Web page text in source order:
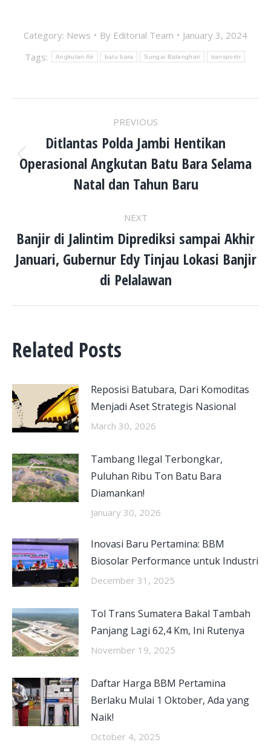
Category: News By Editorial Team
January 3, 2024
Tags:
Angkutan Air batu bara Sungai Batanghari transportir
NAVIGATION
PREVIOUS
Previous
post:
Ditlantas Polda Jambi Hentikan
Operasional Angkutan Batu Bara Selama
Natal dan Tahun Baru
NEXT
Next
post:
Banjir di Jalintim Diprediksi sampai Akhir
Januari, Gubernur Edy Tinjau Lokasi Banjir
di Pelalawan
Related Posts
Reposisi Batubara, Dari Komoditas
Menjadi Aset Strategis Nasional
March 30, 2026
Tambang Ilegal Terbongkar,
Puluhan Ribu Ton Batu Bara
Diamankan!
January 30, 2026
Inovasi Baru Pertamina: BBM
Biosolar Performance untuk Industri
December 31, 2025
Tol Trans Sumatera Bakal Tambah
Panjang Lagi 62,4 Km, Ini Rutenya
November 19, 2025
Daftar Harga BBM Pertamina
Berlaku Mulai 1 Oktober, Ada yang
Naik!
October 4, 2025